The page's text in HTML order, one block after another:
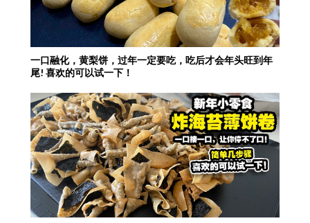
一口融化，黄梨饼，过年一定要吃，吃后才会年头旺到年
尾! 喜欢的可以试一下！